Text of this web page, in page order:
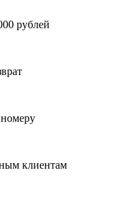
рублей
клиентам